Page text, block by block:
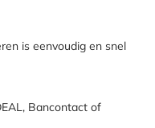
is eenvoudig en snel
Bancontact of